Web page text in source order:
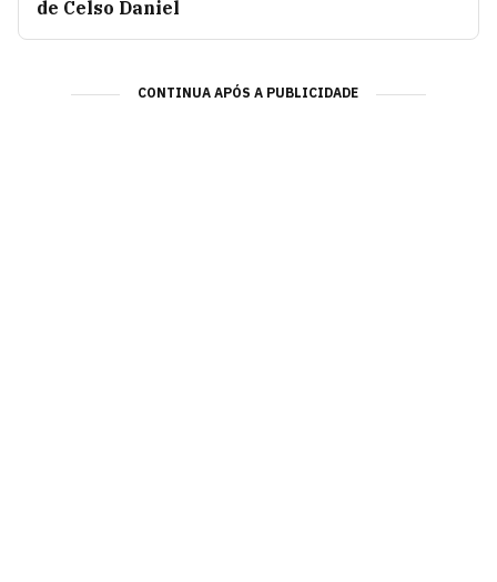
de Celso Daniel
CONTINUA APÓS A PUBLICIDADE